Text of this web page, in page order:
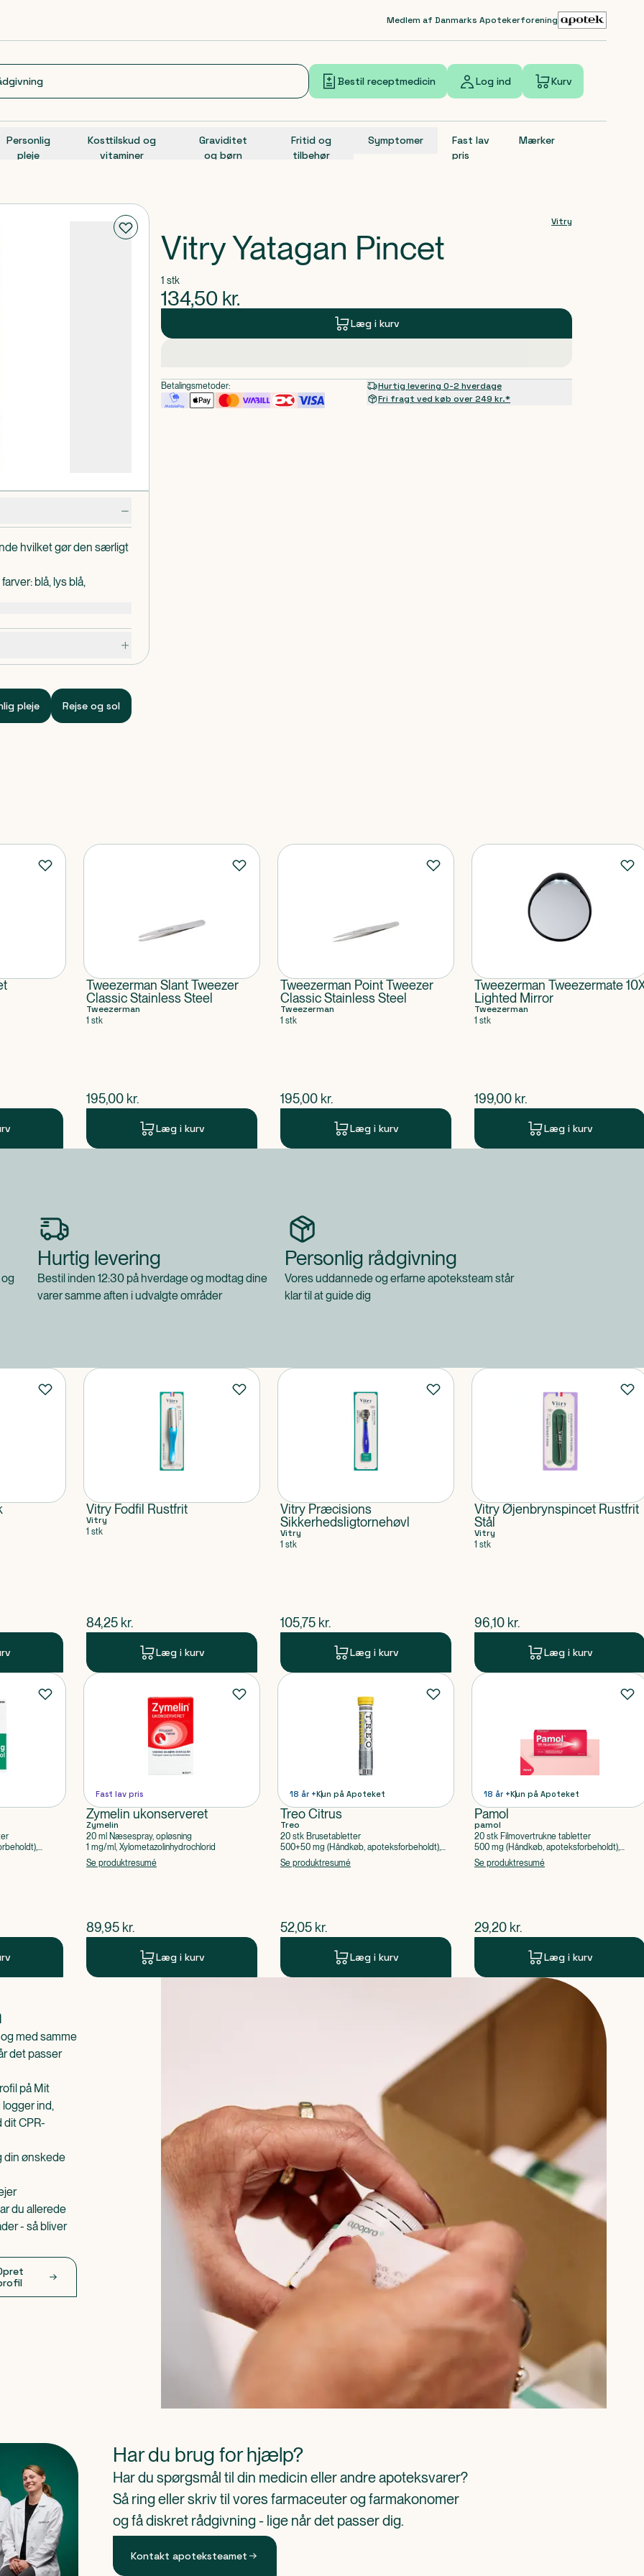
Medlem af Danmarks Apotekerforening
Bestil receptmedicin Log ind Kurv
Personlig
pleje
Kosttilskud og
vitaminer
Graviditet
og børn
Fritid og
tilbehør
Symptomer
Fast lav
pris
Mærker
hvilket gør den særligt
blå, lys blå,
pleje Rejse og sol
Vitry
Vitry Yatagan Pincet
1 stk
134,50 kr.
Læg i kurv
Betalingsmetoder:
Hurtig levering 0-2 hverdage
Fri fragt ved køb over 249 kr.*
Tweezerman Slant Tweezer
Classic Stainless Steel
Tweezerman
1 stk
$nuværende pris
195,00 kr.
Læg i kurv
Tweezerman Point Tweezer
Classic Stainless Steel
Tweezerman
1 stk
$nuværende pris
195,00 kr.
Læg i kurv
Tweezerman Tweezermate
Lighted Mirror
Tweezerman
1 stk
$nuværende pris
199,00 kr.
Læg i kurv
Hurtig levering
Bestil inden 12:30 på hverdage og modtag dine
varer samme aften i udvalgte områder
Personlig rådgivning
Vores uddannede og erfarne apoteksteam står
klar til at guide dig
Vitry Fodfil Rustfrit
Vitry
1 stk
$nuværende pris
84,25 kr.
Læg i kurv
Vitry Præcisions
Sikkerhedsligtornehøvl
Vitry
1 stk
$nuværende pris
105,75 kr.
Læg i kurv
Vitry Øjenbrynspincet Rustfrit
Stål
Vitry
1 stk
$nuværende pris
96,10 kr.
Læg i kurv
Fast lav pris
Zymelin ukonserveret
Zymelin
20 ml Næsespray, opløsning
1 mg/ml, Xylometazolinhydrochlorid
Se produktresumé
$nuværende pris
89,95 kr.
Læg i kurv
18 år +Kun på Apoteket
Treo Citrus
Treo
20 stk Brusetabletter
500+50 mg (Håndkøb, apoteksforbeholdt),
Acetylsalicylsyre, Caffein
Se produktresumé
$nuværende pris
52,05 kr.
Læg i kurv
18 år +Kun på Apoteket
Pamol
pamol
20 stk Filmovertrukne tabletter
500 mg (Håndkøb, apoteksforbeholdt),
Paracetamol
Se produktresumé
$nuværende pris
29,20 kr.
Læg i kurv
med samme
det passer
på Mit
ind,
dit CPR-
din ønskede
du allerede
- så bliver
Har du brug for hjælp?
Har du spørgsmål til din medicin eller andre apoteksvarer?
Så ring eller skriv til vores farmaceuter og farmakonomer
og få diskret rådgivning - lige når det passer dig.
Kontakt apoteksteamet